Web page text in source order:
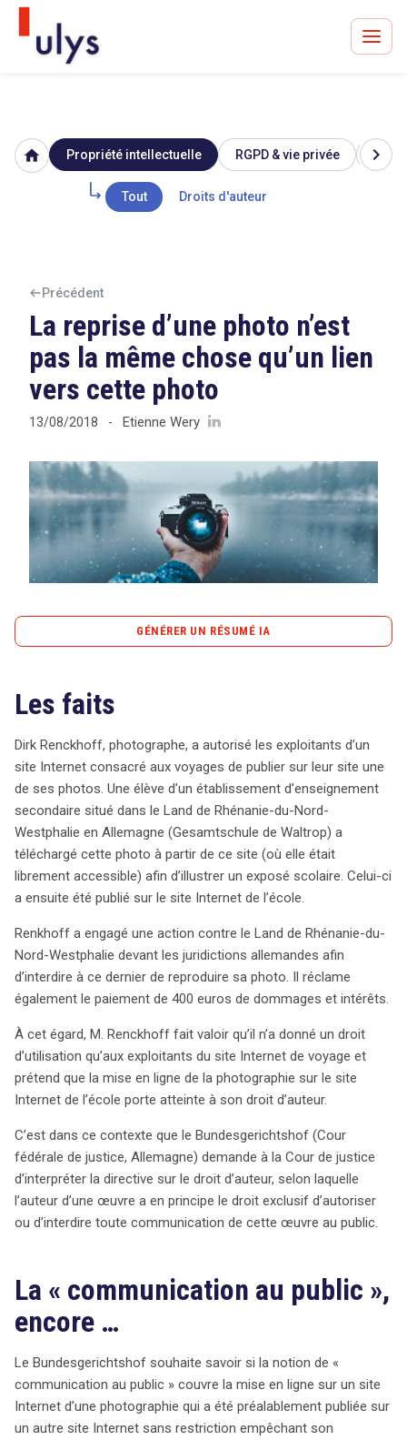
Avocats à Paris & Bruxelles
Leader en droit de l'innovation depuis 30 ans
Tout sur le RGPD
Tout sur le droit de l'innovation
Rechercher
CONTACT
home Propriété intellectuelle RGPD & vie privée
Tout Droits d'auteur
chevron_right
Précédent
La reprise d’une photo n’est
pas la même chose qu’un lien
vers cette photo
13/08/2018 - Etienne Wery
GÉNÉRER UN RÉSUMÉ IA
Un photographe, Dirk Renckhoff, a récemment engagé
une action en justice contre un Land allemand après
qu’une élève ait téléchargé et publié sa photo sur le site
de son école, sans son autorisation. Bien que la photo
ait été initialement publiée sur un site de voyage avec
l’accord de Renckhoff, il soutient que cette mise en ligne
sur un site différent constitue une violation de ses droits
d’auteur. Le Bundesgerichtshof, la Cour fédérale de
justice allemande, a donc sollicité l’avis de la Cour de
justice de l’UE sur la notion de « communication au
affirmé que publier une œuvre protégée, comme une
photographie, sur un site web sans le consentement de
l’auteur est bien une forme de communication au public.
Elle a précisé que même si l’œuvre était disponible sur
un autre site, chaque mise en ligne sur un site différent
doit être considérée comme une nouvelle mise à
disposition. Cette décision souligne l’importance de la
protection des droits d’auteur, même lorsque l’œuvre est
accessible sur Internet. La Cour a également fait la
distinction entre la mise en ligne non autorisée et
l’utilisation de liens cliquables, qui sont considérés
comme bénéfiques pour le fonctionnement d’Internet.
Ce jugement pourrait avoir des implications significatives
pour la manière dont les œuvres sont partagées et
Les faits
Dirk Renckhoff, photographe, a autorisé les exploitants d’un
site Internet consacré aux voyages de publier sur leur site une
de ses photos. Une élève d’un établissement d’enseignement
secondaire situé dans le Land de Rhénanie-du-Nord-
Westphalie en Allemagne (Gesamtschule de Waltrop) a
téléchargé cette photo à partir de ce site (où elle était
librement accessible) afin d’illustrer un exposé scolaire. Celui-ci
a ensuite été publié sur le site Internet de l’école.
Renkhoff a engagé une action contre le Land de Rhénanie-du-
Nord-Westphalie devant les juridictions allemandes afin
d’interdire à ce dernier de reproduire sa photo. Il réclame
également le paiement de 400 euros de dommages et intérêts.
À cet égard, M. Renckhoff fait valoir qu’il n’a donné un droit
d’utilisation qu’aux exploitants du site Internet de voyage et
prétend que la mise en ligne de la photographie sur le site
Internet de l’école porte atteinte à son droit d’auteur.
C’est dans ce contexte que le Bundesgerichtshof (Cour
fédérale de justice, Allemagne) demande à la Cour de justice
d’interpréter la directive sur le droit d’auteur, selon laquelle
l’auteur d’une œuvre a en principe le droit exclusif d’autoriser
ou d’interdire toute communication de cette œuvre au public.
La « communication au public »,
encore …
Le Bundesgerichtshof souhaite savoir si la notion de «
communication au public » couvre la mise en ligne sur un site
Internet d’une photographie qui a été préalablement publiée sur
un autre site Internet sans restriction empêchant son